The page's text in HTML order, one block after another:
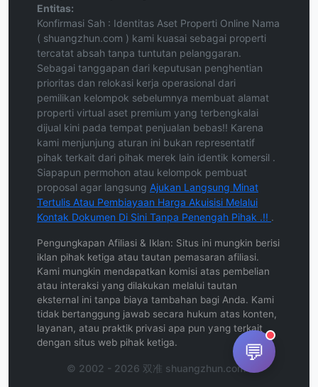
Entitas:
Konfirmasi Sah : Identitas Aset Properti Online Nama
( shuangzhun.com ) kami kuasai sebagai properti
tercatat absah tanpa tuntutan pelanggaran.
Sebagai tanggapan dari keputusan penghentian
prioritas dan relokasi kerja operasional dari
pemilikan kelompok sebelumnya membuat alamat
properti virtual aset premium yang terbengkalai
dijual kini pada tempat penjualan bebas!! Karena
kami menjunjung aturan ini bukan representatif
pihak terkait dari pihak merek lain identik komersil .
Siapapun permohon atau kelompok pembuat
proposal agar langsung Ajukan Langsung Minat
Tertulis Atau Pembiayaan Harga Akuisisi Melalui
Kontak Dokumen Di Sini Tanpa Penengah Pihak .!! .
Pengungkapan Afiliasi & Iklan: Situs ini mungkin berisi
iklan pihak ketiga atau tautan pemasaran afiliasi.
Kami mungkin mendapatkan komisi atas pembelian
atau interaksi yang dilakukan melalui tautan
eksternal ini tanpa biaya tambahan bagi Anda. Kami
tidak bertanggung jawab secara hukum atas konten,
layanan, atau praktik privasi apa pun yang terkait
dengan situs web pihak ketiga.
© 2002 - 2026 双准 shuangzhun.com .
💬